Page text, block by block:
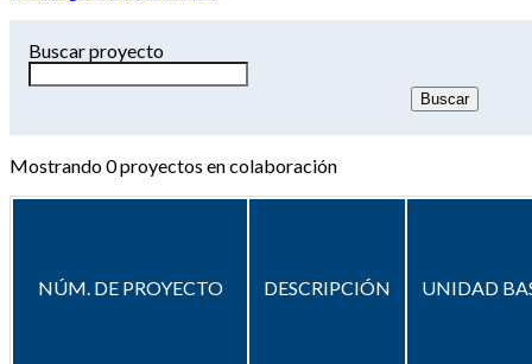
Buscar proyecto
Mostrando0proyectos en colaboración
NÚM. DE PROYECTO DESCRIPCIÓN UNIDAD